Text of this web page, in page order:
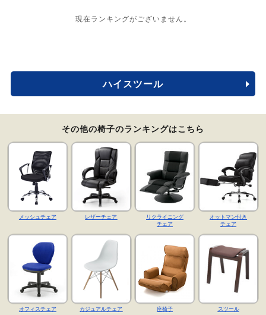
現在ランキングがございません。
ハイスツール
その他の椅子のランキングはこちら
メッシュチェア レザーチェア
リクライニング
チェア
オットマン付き
チェア
オフィスチェア カジュアルチェア 座椅子 スツール